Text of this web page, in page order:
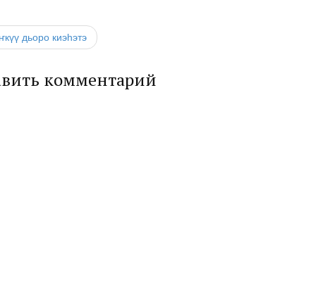
дьоро киэһэтэ
комментарий